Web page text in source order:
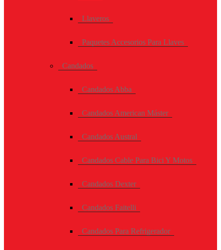
Llaveros
Paquetes Accesorios Para Llaves
Candados
Candados Abba
Candados American Máster
Candados Austral
Candados Cable Para Bici Y Motos
Candados Dexter
Candados Faitelli
Candados Para Refrigerador